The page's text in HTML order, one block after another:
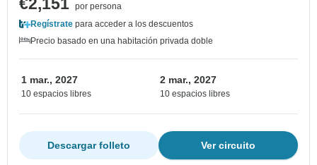
€2,151 por persona
Regístrate para acceder a los descuentos
Precio basado en una habitación privada doble
1 mar., 2027
10 espacios libres
2 mar., 2027
10 espacios libres
Ver circuito
Descargar folleto